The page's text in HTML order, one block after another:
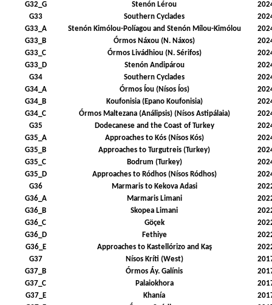
G32_G
Stenón Lérou
G33
Southern Cyclades
G33_A
Stenón Kimólou-Políagou and Stenón Mílou-Kimólou
G33_B
Órmos Náxou (N. Náxos)
G33_C
Órmos Livádhiou (N. Sérifos)
G33_D
Stenón Andipárou
G34
Southern Cyclades
G34_A
Órmos Íou (Nísos Íos)
G34_B
Koufonisia (Epano Koufonisia)
G34_C
Órmos Maltezana (Análipsis) (Nísos Astipálaia)
G35
Dodecanese and the Coast of Turkey
G35_A
Approaches to Kós (Nísos Kós)
G35_B
Approaches to Turgutreis (Turkey)
G35_C
Bodrum (Turkey)
G35_D
Approaches to Ródhos (Nísos Ródhos)
G36
Marmaris to Kekova Adasi
G36_A
Marmaris Limani
G36_B
Skopea Limani
G36_C
Göçek
G36_D
Fethiye
G36_E
Approaches to Kastellórizo and Kaş
G37
Nísos Kríti (West)
G37_B
Órmos Áy. Galínis
G37_C
Palaiokhora
G37_E
Khanía